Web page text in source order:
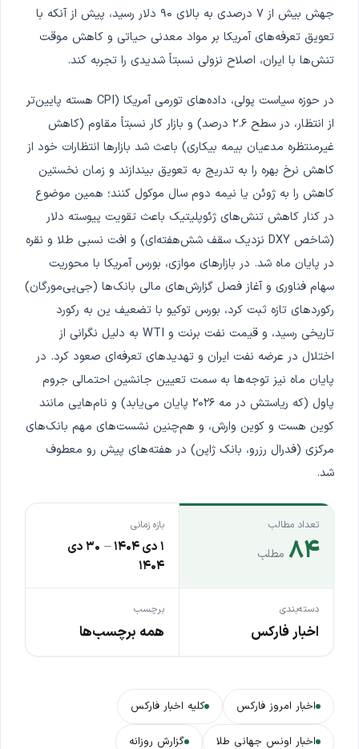
جهش بیش از ۷ درصدی به بالای ۹۰ دلار رسید، پیش از آنکه با
تعویق تعرفه‌های آمریکا بر مواد معدنی حیاتی و کاهش موقت
تنش‌ها با ایران، اصلاح نزولی نسبتاً شدیدی را تجربه کند.
در حوزه سیاست پولی، داده‌های تورمی آمریکا (CPI هسته پایین‌تر
از انتظار، در سطح ۲.۶ درصد) و بازار کار نسبتاً مقاوم (کاهش
غیرمنتظره مدعیان بیمه بیکاری) باعث شد بازارها انتظارات خود از
کاهش نرخ بهره را به تدریج به تعویق بیندازند و زمان نخستین
کاهش را به ژوئن یا نیمه دوم سال موکول کنند؛ همین موضوع
در کنار کاهش تنش‌های ژئوپلیتیک باعث تقویت پیوسته دلار
(شاخص DXY نزدیک سقف شش‌هفته‌ای) و افت نسبی طلا و نقره
در پایان ماه شد. در بازارهای موازی، بورس آمریکا با محوریت
سهام فناوری و آغاز فصل گزارش‌های مالی بانک‌ها (جی‌پی‌مورگان)
رکوردهای تازه ثبت کرد، بورس توکیو با تضعیف ین به رکورد
تاریخی رسید، و قیمت نفت برنت و WTI به دلیل نگرانی از
اختلال در عرضه نفت ایران و تهدیدهای تعرفه‌ای صعود کرد. در
پایان ماه نیز توجه‌ها به سمت تعیین جانشین احتمالی جروم
پاول (که ریاستش در مه ۲۰۲۶ پایان می‌یابد) و نام‌هایی مانند
کوین هست و کوین وارش، و هم‌چنین نشست‌های مهم بانک‌های
مرکزی (فدرال رزرو، بانک ژاپن) در هفته‌های پیش رو معطوف
شد.
تعداد مطالب
۸۴ مطلب
بازه زمانی
۱ دی ۱۴۰۴ –
۳۰ دی
۱۴۰۴
دسته‌بندی
اخبار فارکس
برچسب
همه برچسب‌ها
اخبار امروز فارکس کلیه اخبار فارکس
اخبار اونس جهانی طلا گزارش روزانه